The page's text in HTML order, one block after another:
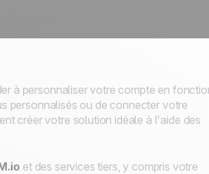
à personnaliser votre compte en
personnalisés ou de connecter votre
créer votre solution idéale à l'aide des
et des services tiers, y compris votre